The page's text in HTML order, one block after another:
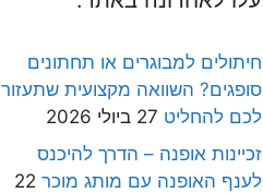
חיתולים למבוגרים או תחתונים
סופגים? השוואה מקצועית שתעזור
לכם להחליט 27 ביולי 2026
זכיינות אופנה – הדרך להיכנס
לענף האופנה עם מותג מוכר 22